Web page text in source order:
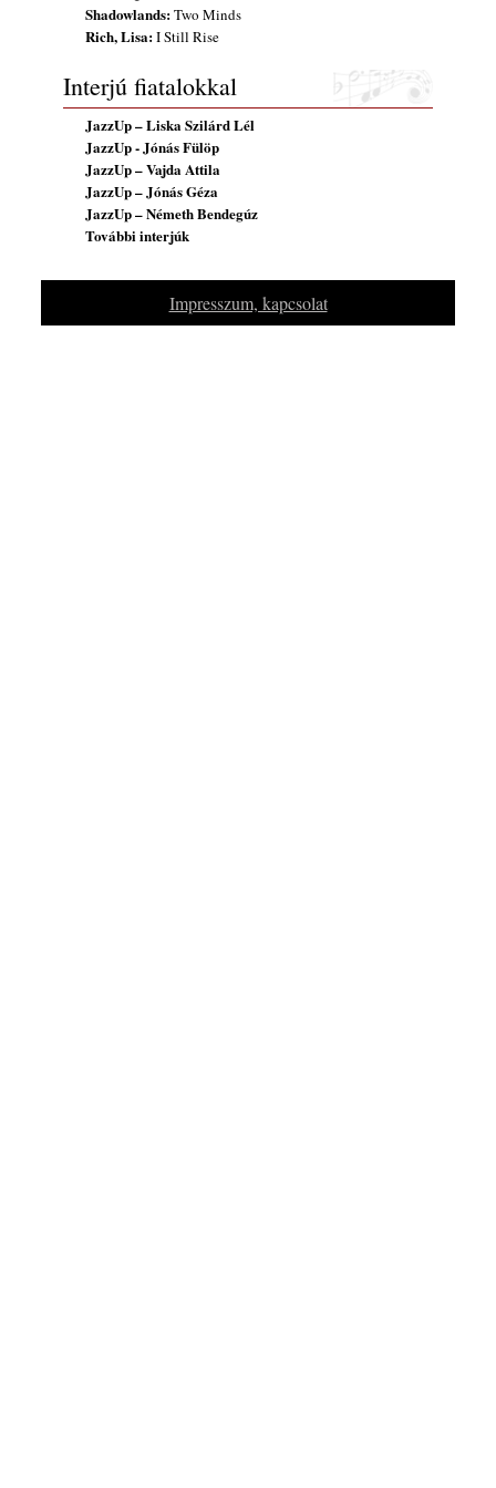
Szabolcs
2026. július 25.
FREE JAZZ ALBUMS 2026 - 134. rész
2026. július 16.
Shadowlands:Two Minds
Rich, Lisa:I Still Rise
Interjú fiatalokkal
JazzUp – Liska Szilárd Lél
JazzUp - Jónás Fülöp
JazzUp – Vajda Attila
JazzUp – Jónás Géza
JazzUp – Németh Bendegúz
További interjúk
Impresszum, kapcsolat